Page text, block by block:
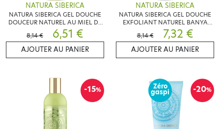
NATURA SIBERICA
NATURA SIBERICA GEL DOUCHE
DOUCEUR NATUREL AU MIEL DE
POMME DE PIN 400ML
8,14 € 6,51 €
AJOUTER AU PANIER
NATURA SIBERICA
NATURA SIBERICA GEL DOUCHE
EXFOLIANT NATUREL BANYA
SIBERIEN 200ML
8,14 € 7,32 €
AJOUTER AU PANIER
-15% -20%
Zéro
gaspi